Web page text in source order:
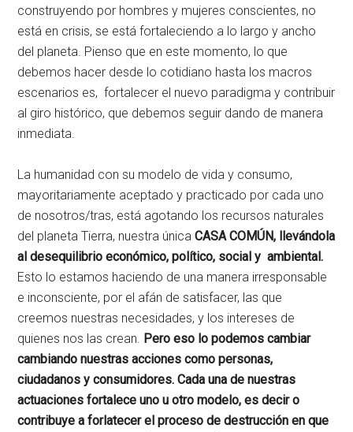
construyendo por hombres y mujeres conscientes, no
está en crisis, se está fortaleciendo a lo largo y ancho
del planeta. Pienso que en este momento, lo que
debemos hacer desde lo cotidiano hasta los macros
escenarios es, fortalecer el nuevo paradigma y contribuir
al giro histórico, que debemos seguir dando de manera
inmediata.
La humanidad con su modelo de vida y consumo,
mayoritariamente aceptado y practicado por cada uno
de nosotros/tras, está agotando los recursos naturales
del planeta Tierra, nuestra únicaCASA COMÚN, llevándola
al desequilibrio económico, político, social y ambiental.
Esto lo estamos haciendo de una manera irresponsable
e inconsciente, por el afán de satisfacer, las que
creemos nuestras necesidades, y los intereses de
quienes nos las crean. Pero eso lo podemos cambiar
cambiando nuestras acciones como personas,
ciudadanos y consumidores. Cada una de nuestras
actuaciones fortalece uno u otro modelo, es decir o
contribuye a forlatecer el proceso de destrucción en que